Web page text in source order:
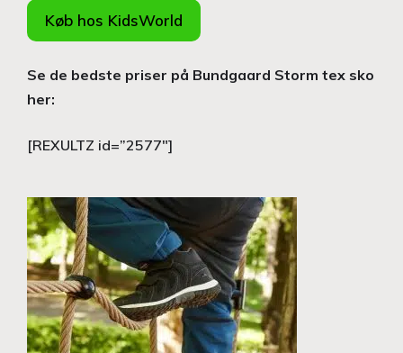
Køb hos KidsWorld
Se de bedste priser på Bundgaard Storm tex sko
her:
[REXULTZ id=”2577″]